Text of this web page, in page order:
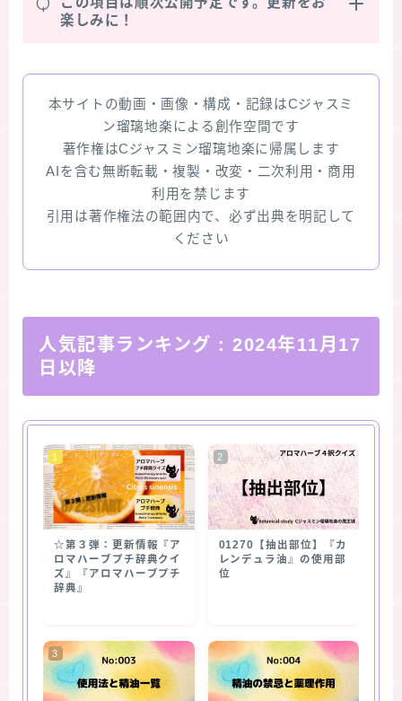
楽しみに！
本サイトの動画・画像・構成・記録はCジャスミ
ン瑠璃地楽による創作空間です
著作権はCジャスミン瑠璃地楽に帰属します
AIを含む無断転載・複製・改変・二次利用・商用
利用を禁じます
引用は著作権法の範囲内で、必ず出典を明記して
ください
人気記事ランキング : 2024年11月17
日以降
☆第３弾：更新情報『ア
ロマハーブプチ辞典クイ
ズ』『アロマハーブプチ
辞典』
01270【抽出部位】『カ
レンデュラ油』の使用部
位